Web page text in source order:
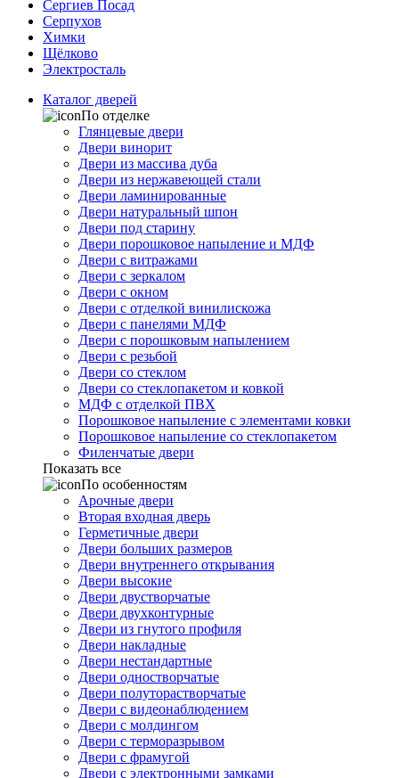
Сергиев Посад
Серпухов
Химки
Щёлково
Электросталь
Каталог дверей
По отделке
Глянцевые двери
Двери винорит
Двери из массива дуба
Двери из нержавеющей стали
Двери ламинированные
Двери натуральный шпон
Двери под старину
Двери порошковое напыление и МДФ
Двери с витражами
Двери с зеркалом
Двери с окном
Двери с отделкой винилискожа
Двери с панелями МДФ
Двери с порошковым напылением
Двери с резьбой
Двери со стеклом
Двери со стеклопакетом и ковкой
МДФ с отделкой ПВХ
Порошковое напыление с элементами ковки
Порошковое напыление со стеклопакетом
Филенчатые двери
Показать все
По особенностям
Арочные двери
Вторая входная дверь
Герметичные двери
Двери больших размеров
Двери внутреннего открывания
Двери высокие
Двери двустворчатые
Двери двухконтурные
Двери из гнутого профиля
Двери накладные
Двери нестандартные
Двери одностворчатые
Двери полуторастворчатые
Двери с видеонаблюдением
Двери с молдингом
Двери с терморазрывом
Двери с фрамугой
Двери с электронными замками